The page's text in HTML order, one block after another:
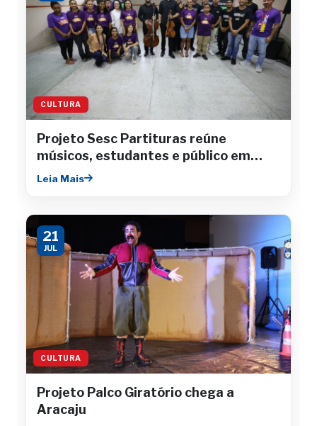
CULTURA
Projeto Sesc Partituras reúne
músicos, estudantes e público em
concertos gratuitos
Leia Mais
21
JUL
CULTURA
Projeto Palco Giratório chega a
Aracaju